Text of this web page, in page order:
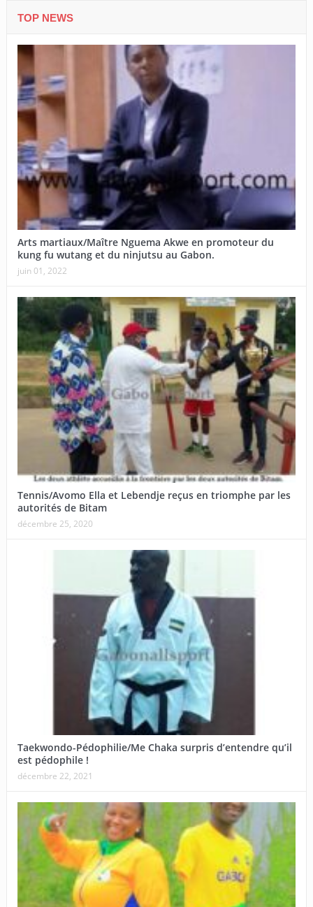
TOP NEWS
Arts martiaux/Maître Nguema Akwe en promoteur du
kung fu wutang et du ninjutsu au Gabon.
juin 01, 2022
Tennis/Avomo Ella et Lebendje reçus en triomphe par les
autorités de Bitam
décembre 25, 2020
Taekwondo-Pédophilie/Me Chaka surpris d’entendre qu’il
est pédophile !
décembre 22, 2021